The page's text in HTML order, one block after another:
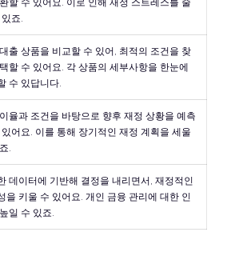
죠.
출 상품을 비교할 수 있어, 최적의 조건을 찾
할 수 있어요. 각 상품의 세부사항을 한눈에
수 있답니다.
율과 조건을 바탕으로 향후 재정 상황을 예측
있어요. 이를 통해 장기적인 재정 계획을 세울
.
데이터에 기반해 결정을 내리면서, 재정적인
을 키울 수 있어요. 개인 금융 관리에 대한 인
일 수 있죠.